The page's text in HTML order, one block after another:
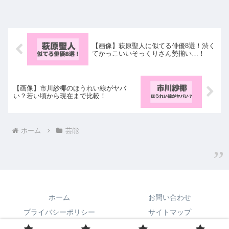
【画像】萩原聖人に似てる俳優8選！渋く
てかっこいいそっくりさん勢揃い…！
【画像】市川紗椰のほうれい線がヤバ
い？若い頃から現在まで比較！
ホーム 芸能
ホーム
お問い合わせ
プライバシーポリシー
サイトマップ